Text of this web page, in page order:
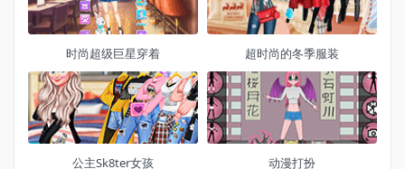
时尚超级巨星穿着 超时尚的冬季服装
公主Sk8ter女孩 动漫打扮